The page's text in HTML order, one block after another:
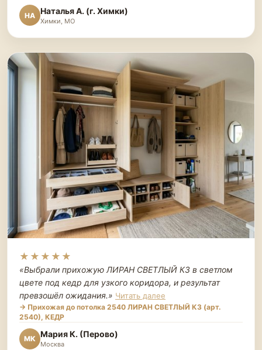
НА Наталья А. (г. Химки)
Химки, МО
★★★★★
«Выбрали прихожую ЛИРАН СВЕТЛЫЙ К3 в светлом
цвете под кедр для узкого коридора, и результат
превзошёл ожидания.» Читать далее
→ Прихожая до потолка 2540 ЛИРАН СВЕТЛЫЙ К3 (арт.
2540), КЕДР
МК Мария К. (Перово)
Москва